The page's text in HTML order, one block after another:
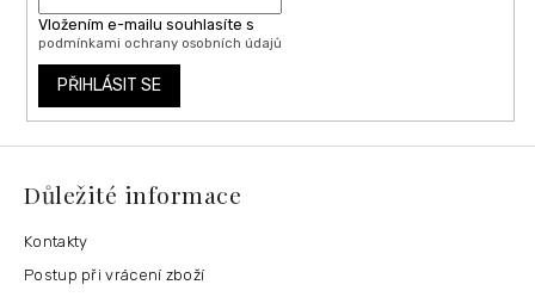
Vložením e-mailu souhlasíte s
podmínkami ochrany osobních údajů
PŘIHLÁSIT SE
Důležité informace
Kontakty
Postup při vrácení zboží